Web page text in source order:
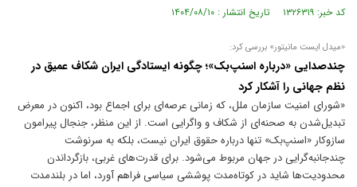
کد خبر: ۱۳۲۶۳۱۹ تاریخ انتشار : ۱۴۰۴/۰۸/۱۰
«میدل ایست مانیتور» بررسی کرد:
چندصدایی «درباره اسنپ‌بک»؛ چگونه ایستادگی ایران شکاف عمیق در
نظم جهانی را آشکار کرد
«شورای امنیت سازمان ملل، که زمانی عرصه‌ای برای اجماع بود، اکنون در معرض
تبدیل‌شدن به صحنه‌ای از شکاف و واگرایی است. از این منظر، جنجال پیرامون
سازوکار «اسنپ‌بک» تنها درباره حقوق ایران نیست، بلکه به سرنوشت
چندجانبه‌گرایی در جهان مربوط می‌شود. برای قدرت‌های غربی، بازگرداندن
محدودیت‌ها شاید در کوتاه‌مدت پوششی سیاسی فراهم آورد، اما در بلندمدت